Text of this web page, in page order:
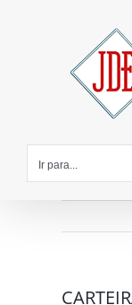
Ir para...